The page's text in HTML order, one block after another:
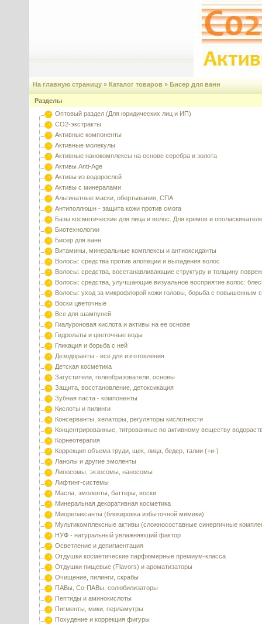
На главную страницу » Каталог товаров » Бисер для ванн
Разделы
Оптовый раздел (Для юридических лиц и ИП)
CO2-экстракты
Активные компоненты
Активные молекулы
Активные нанокомплексы на основе серебра и золота
Активы Anti-Age
Активы из водорослей
Активы с минералами
Альгинатные маски, обертывания, СПА
Антиполлюшн - защита кожи против смога
Базы косметические для лица и волос. Для кремов и
Биотехнологии
Бисер для ванн
Витамины, минеральные комплексы и антиоксиданты
Волосы: средства против алопеции и выпадения волос
Волосы: средства, восстанавливающие структуру и толщину
Волосы: средства, улучшающие визуальное восприятие волос:
Волосы: уход за микрофлорой кожи головы, борьба с повышенным
Воски цветочные
Все для шампуней
Гиалуроновая кислота и активы на ее основе
Гидролаты и цветочные воды
Гликация и борьба с ней
Дезодоранты - все для изготовления
Детская косметика
Загустители, гелеобразователи, основы
Защита, восстановление, детоксикация
Зубная паста - компоненты
Кислоты и пилинги
Консерванты, хелаторы, регуляторы кислотности
Концентрированные, титрованные по активному веществу
Корнеотерапия
Коррекция объема груди, щек, лица, бедер, талии (+и-)
Ланолы и другие эмоленты
Липосомы, экзосомы, наносомы
Лифтинг-системы
Масла, эмоленты, баттеры, воски
Минеральная декоративная косметика
Миорелаксанты (блокировка избыточной мимики)
Мультикомплексные активы (сложносоставные синергичные
НУФ - натуральный увлажняющий фактор
Осветление и депигментация
Отдушки косметические парфюмерные премиум-класса
Отдушки пищевые (Flavors) и ароматизаторы
Очищение, пилинги, скрабы
ПАВы, Со-ПАВы, солюбилизаторы
Пептиды и аминокислоты
Пигменты, мики, перламутры
Похудение и коррекция фигуры